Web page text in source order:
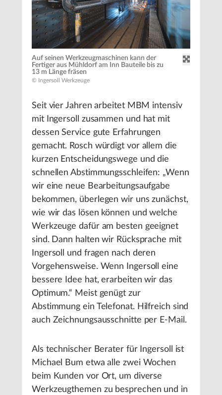
Auf seinen Werkzeugmaschinen kann der
Fertiger aus Mühldorf am Inn Bauteile bis zu
13 m Länge fräsen
© Ingersoll Werkzeuge
Seit vier Jahren arbeitet MBM intensiv
mit Ingersoll zusammen und hat mit
dessen Service gute Erfahrungen
gemacht. Rosch würdigt vor allem die
kurzen Entscheidungswege und die
schnellen Abstimmungsschleifen: „Wenn
wir eine neue Bearbeitungsaufgabe
bekommen, überlegen wir uns zunächst,
wie wir das lösen können und welche
Werkzeuge dafür am besten geeignet
sind. Dann halten wir Rücksprache mit
Ingersoll und fragen nach deren
Vorgehensweise. Wenn Ingersoll eine
bessere Idee hat, erarbeiten wir das
Optimum.“ Meist genügt zur
Abstimmung ein Telefonat. Hilfreich sind
auch Zeichnungsausschnitte per E-Mail.
Als technischer Berater für Ingersoll ist
Michael Bum etwa alle zwei Wochen
beim Kunden vor Ort, um diverse
Werkzeugthemen zu besprechen und in